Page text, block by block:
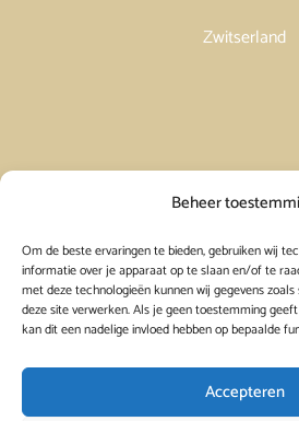
Beheer
Om de beste ervaringen te bieden, gebruiken wij
informatie over je apparaat op te slaan en/of te
met deze technologieën kunnen wij gegevens
deze site verwerken. Als je geen toestemming
kan dit een nadelige invloed hebben op bepaalde
Accepteren
Zwitserland
Vakantiehuis in Frankrijk huren
Vakantiehuis in Griekenland huren